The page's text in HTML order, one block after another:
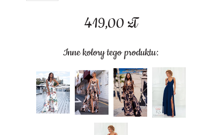
419,00 zł
Inne kolory tego produktu: